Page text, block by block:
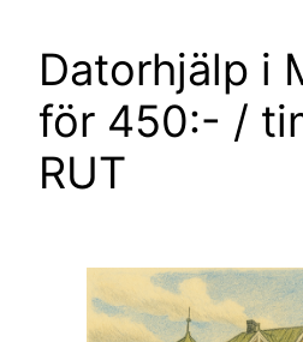
Datorhjälp i
för 450:- /
RUT